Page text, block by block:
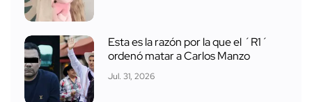
Esta es la razón por la que el ´R1´
ordenó matar a Carlos Manzo
Jul. 31, 2026